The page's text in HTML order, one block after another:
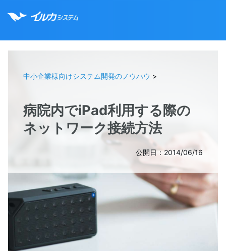
中小企業様向けシステム開発のノウハウ >
病院内でiPad利用する際の
ネットワーク接続方法
公開日：2014/06/16